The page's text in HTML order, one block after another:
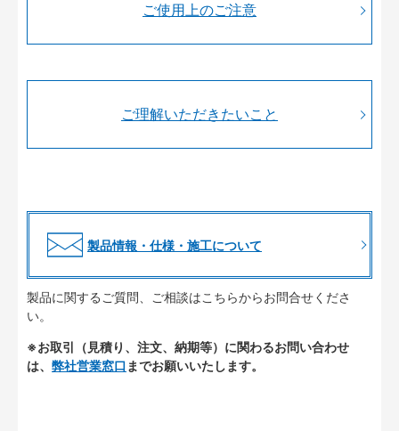
ご使用上のご注意
ご理解いただきたいこと
製品情報・仕様・施工について
製品に関するご質問、ご相談はこちらからお問合せくださ
い。
※お取引（見積り、注文、納期等）に関わるお問い合わせ
は、 弊社営業窓口 までお願いいたします。